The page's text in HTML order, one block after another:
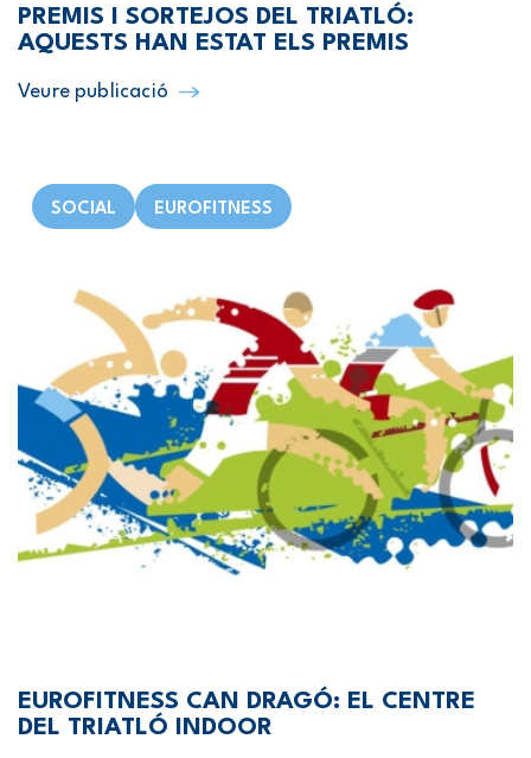
PREMIS I SORTEJOS DEL TRIATLÓ:
AQUESTS HAN ESTAT ELS PREMIS
Veure publicació
SOCIAL EUROFITNESS
EUROFITNESS CAN DRAGÓ: EL CENTRE
DEL TRIATLÓ INDOOR